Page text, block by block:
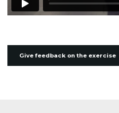
Give feedback on the exercise